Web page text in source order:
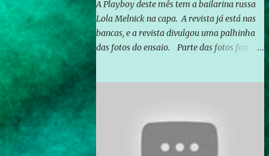
A Playboy deste mês tem a bailarina russa
Lola Melnick na capa. A revista já está nas
bancas, e a revista divulgou uma palhinha
das fotos do ensaio. Parte das fotos foram
divulga capa e primeiras fotos de Lola
Melnick - @aredacao